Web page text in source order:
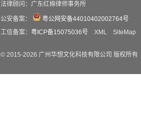
法律顾问：广东红棉律师事务所
公安备案：
粤公网安备44010402002764号
工信备案： 粤ICP备15075036号 XML SiteMap
© 2015-2026 广州华想文化科技有限公司 版权所有